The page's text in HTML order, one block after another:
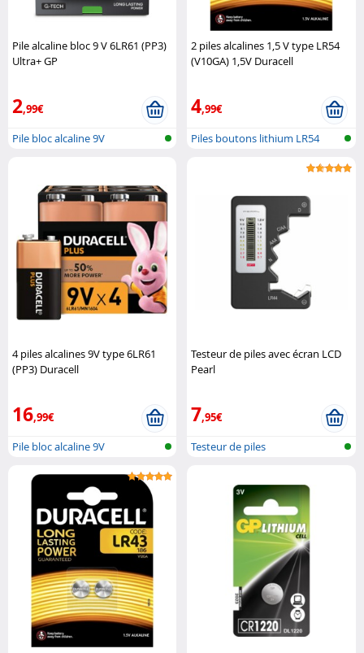
Pile alcaline bloc 9 V 6LR61 (PP3)
Ultra+ GP
2,99€
Pile bloc alcaline 9V
2 piles alcalines 1,5 V type LR54
(V10GA) 1,5V Duracell
4,99€
Piles boutons lithium LR54
4 piles alcalines 9V type 6LR61
(PP3) Duracell
16,99€
Pile bloc alcaline 9V
Testeur de piles avec écran LCD
Pearl
7,95€
Testeur de piles